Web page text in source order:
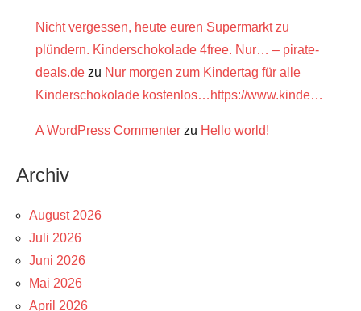
Nicht vergessen, heute euren Supermarkt zu
plündern. Kinderschokolade 4free. Nur… – pirate-
deals.de zu Nur morgen zum Kindertag für alle
Kinderschokolade kostenlos…https://www.kinde…
A WordPress Commenter zu Hello world!
Archiv
August 2026
Juli 2026
Juni 2026
Mai 2026
April 2026